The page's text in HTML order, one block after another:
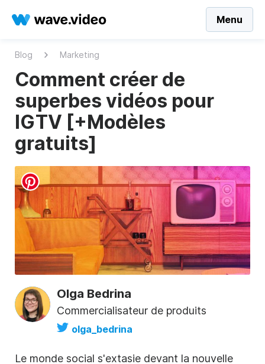
Menu
Blog Marketing
Comment créer de
superbes vidéos pour
IGTV [+Modèles
gratuits]
Olga Bedrina
Commercialisateur de produits
olga_bedrina
Le monde social s'extasie devant la nouvelle